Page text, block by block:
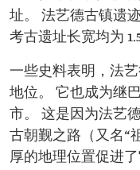
址。 法艺德古镇遗
考古遗址长宽均为
一些史料表明，法
地位。 它也成为继
市。 这是因为法艺
古朝觐之路（又名“
厚的地理位置促进